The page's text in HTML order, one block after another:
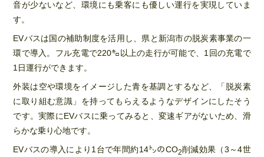
音が少ないなど、環境にも乗客にも優しい運行を実現していま
す。
EVバスは国の補助制度を活用し、県と新潟市の脱炭素事業の一
環で導入。フル充電で220㌔以上の走行が可能で、1回の充電で
1日運行ができます。
外装は空や環境をイメージした青を基調とするなど、「脱炭素
に取り組む意識」を持ってもらえるようなデザインにしたそう
です。実際にEVバスに乗ってみると、変速ギアがないため、滑
らかな乗り心地です。
EVバスの導入により1台で年間約14㌧のCO2削減効果（3～4世